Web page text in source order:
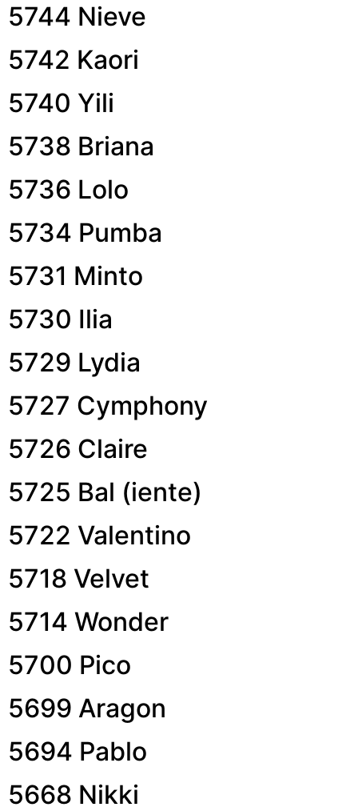
5744 Nieve
5742 Kaori
5740 Yili
5738 Briana
5736 Lolo
5734 Pumba
5731 Minto
5730 Ilia
5729 Lydia
5727 Cymphony
5726 Claire
5725 Bal (iente)
5722 Valentino
5718 Velvet
5714 Wonder
5700 Pico
5699 Aragon
5694 Pablo
5668 Nikki